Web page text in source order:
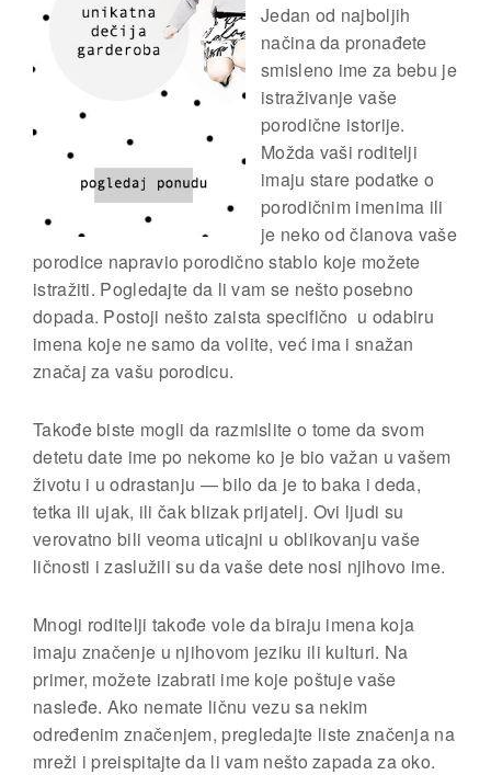
Jedan od najboljih
načina da pronađete
smisleno ime za bebu je
istraživanje vaše
porodične istorije.
Možda vaši roditelji
imaju stare podatke o
porodičnim imenima ili
je neko od članova vaše
porodice napravio porodično stablo koje možete
istražiti. Pogledajte da li vam se nešto posebno
dopada. Postoji nešto zaista specifično u odabiru
imena koje ne samo da volite, već ima i snažan
značaj za vašu porodicu.
Takođe biste mogli da razmislite o tome da svom
detetu date ime po nekome ko je bio važan u vašem
životu i u odrastanju — bilo da je to baka i deda,
tetka ili ujak, ili čak blizak prijatelj. Ovi ljudi su
verovatno bili veoma uticajni u oblikovanju vaše
ličnosti i zaslužili su da vaše dete nosi njihovo ime.
Mnogi roditelji takođe vole da biraju imena koja
imaju značenje u njihovom jeziku ili kulturi. Na
primer, možete izabrati ime koje poštuje vaše
nasleđe. Ako nemate ličnu vezu sa nekim
određenim značenjem, pregledajte liste značenja na
mreži i preispitajte da li vam nešto zapada za oko.